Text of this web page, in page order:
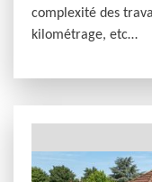
complexité des
kilométrage, etc…